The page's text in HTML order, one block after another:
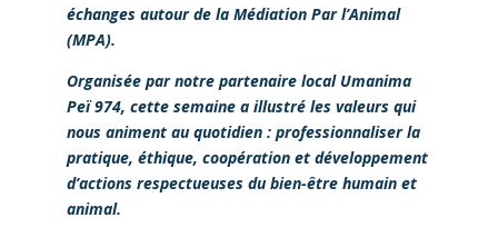
échanges autour de la Médiation Par l’Animal
(MPA).
Organisée par notre partenaire local Umanima
Peï 974, cette semaine a illustré les valeurs qui
nous animent au quotidien : professionnaliser la
pratique, éthique, coopération et développement
d’actions respectueuses du bien-être humain et
animal.